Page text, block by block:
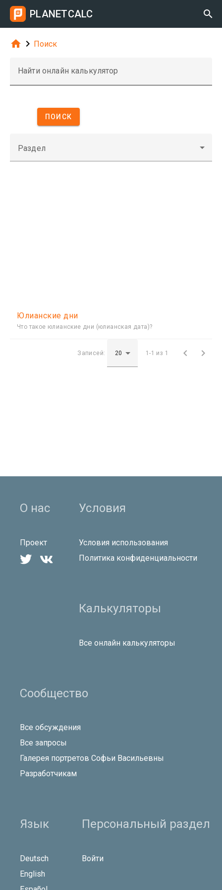
PLANETCALC 
  Поиск
Найти онлайн калькулятор
ПОИСК
Раздел
Юлианские дни
Что такое юлианские дни (юлианская дата)?
Записей: 1-1 из 1  
О нас
Проект
 
Условия
Условия использования
Политика конфиденциальности
Калькуляторы
Все онлайн калькуляторы
Сообщество
Все обсуждения
Все запросы
Галерея портретов Софьи Васильевны
Разработчикам
Язык
Deutsch
English
Персональный раздел
Войти